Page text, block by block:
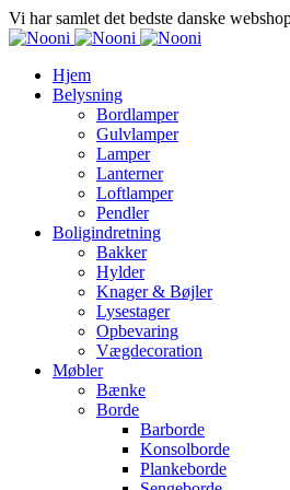
Vi har samlet det bedste danske
Hjem
Belysning
Bordlamper
Gulvlamper
Lamper
Lanterner
Loftlamper
Pendler
Boligindretning
Bakker
Hylder
Knager & Bøjler
Lysestager
Opbevaring
Vægdecoration
Møbler
Bænke
Borde
Barborde
Konsolborde
Plankeborde